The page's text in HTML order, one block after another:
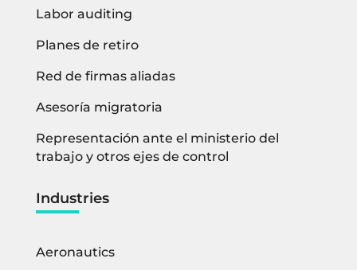
Labor auditing
Planes de retiro
Red de firmas aliadas
Asesoría migratoria
Representación ante el ministerio del
trabajo y otros ejes de control
Industries
Aeronautics